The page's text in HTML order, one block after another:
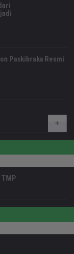
Paskibraka Resmi